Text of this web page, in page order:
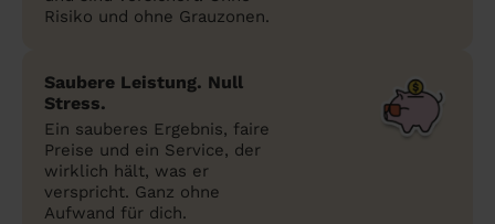
Risiko und ohne Grauzonen.
Saubere Leistung. Null
Stress.
Ein sauberes Ergebnis, faire
Preise und ein Service, der
wirklich hält, was er
verspricht. Ganz ohne
Aufwand für dich.